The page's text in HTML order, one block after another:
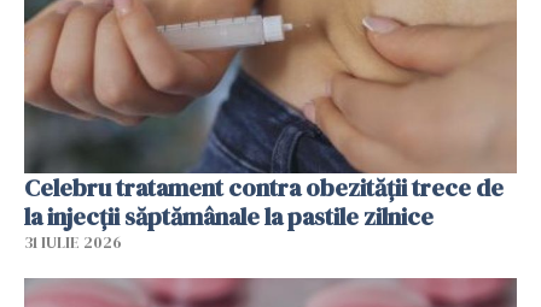
Celebru tratament contra obezității trece de
la injecții săptămânale la pastile zilnice
31 IULIE 2026